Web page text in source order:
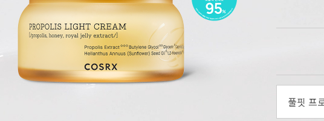
풀핏 프